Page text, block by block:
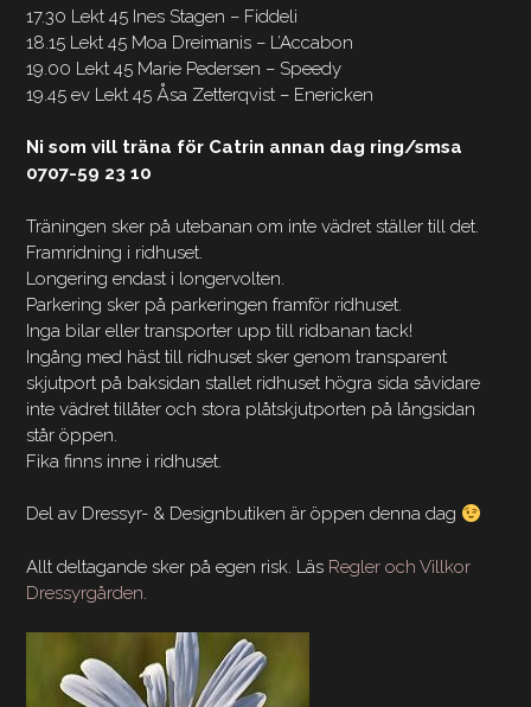
17.30 Lekt 45 Ines Stagen – Fiddeli
18.15 Lekt 45 Moa Dreimanis – L’Accabon
19.00 Lekt 45 Marie Pedersen – Speedy
19.45 ev Lekt 45 Åsa Zetterqvist – Enericken
Ni som vill träna för Catrin annan dag ring/smsa
0707-59 23 10
Träningen sker på utebanan om inte vädret ställer till det.
Framridning i ridhuset.
Longering endast i longervolten.
Parkering sker på parkeringen framför ridhuset.
Inga bilar eller transporter upp till ridbanan tack!
Ingång med häst till ridhuset sker genom transparent
skjutport på baksidan stallet ridhuset högra sida såvidare
inte vädret tillåter och stora plåtskjutporten på långsidan
står öppen.
Fika finns inne i ridhuset.
Del av Dressyr- & Designbutiken är öppen denna dag
Allt deltagande sker på egen risk. Läs Regler och Villkor
Dressyrgården